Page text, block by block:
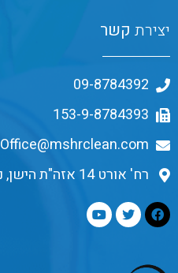
יצירת קשר
09-8784392
153-9-8784393
Office@mshrclean.com
רח' אורט 14 אזה"ת הישן, נתניה